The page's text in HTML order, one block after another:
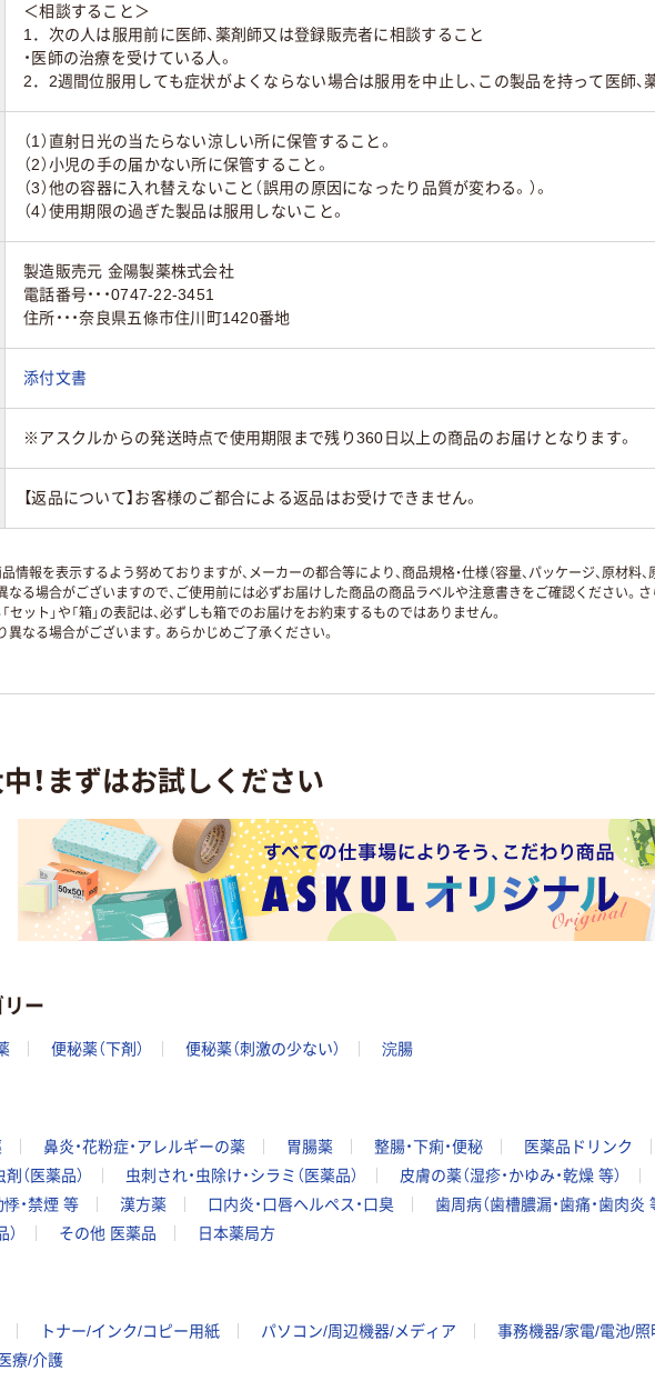
＜相談すること＞
1．次の人は服用前に医師、薬剤師又は登録販売者に相談すること
・医師の治療を受けている人。
2．2週間位服用しても症状がよくならない場合は服用を中止し、この製品を持って医師
（1）直射日光の当たらない涼しい所に保管すること。
（2）小児の手の届かない所に保管すること。
（3）他の容器に入れ替えないこと（誤用の原因になったり品質が変わる。）。
（4）使用期限の過ぎた製品は服用しないこと。
製造販売元 金陽製薬株式会社
電話番号・・・0747-22-3451
住所・・・奈良県五條市住川町1420番地
添付文書
※アスクルからの発送時点で使用期限まで残り360日以上の商品のお届けとなります。
【返品について】お客様のご都合による返品はお受けできません。
情報を表示するよう努めておりますが、メーカーの都合等により、商品規格・仕様（容量、パッケージ、原材料
る場合がございますので、ご使用前には必ずお届けした商品の商品ラベルや注意書きをご確認ください。
セット」や「箱」の表記は、必ずしも箱でのお届けをお約束するものではありません。
なる場合がございます。あらかじめご了承ください。
！まずはお試しください
リー
便秘薬（下剤） 便秘薬（刺激の少ない） 浣腸
鼻炎・花粉症・アレルギーの薬 胃腸薬 整腸・下痢・便秘 医薬品ドリンク
（医薬品） 虫刺され・虫除け・シラミ（医薬品） 皮膚の薬（湿疹・かゆみ・乾燥 等）
悸・禁煙 等 漢方薬 口内炎・口唇ヘルペス・口臭 歯周病（歯槽膿漏・歯痛・歯肉炎
その他 医薬品 日本薬局方
トナー/インク/コピー用紙 パソコン/周辺機器/メディア 事務機器/家電/電池/照
療/介護